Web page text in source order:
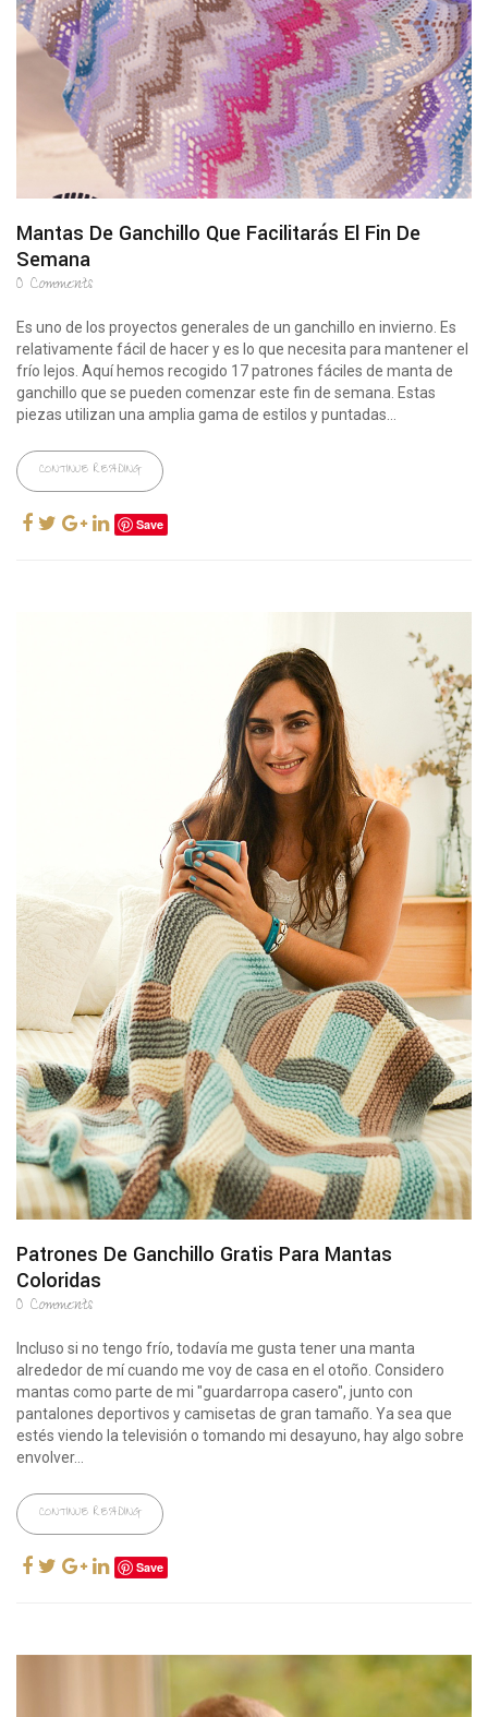
Mantas De Ganchillo Que Facilitarás El Fin De
Semana
0 Comments
Es uno de los proyectos generales de un ganchillo en invierno. Es
relativamente fácil de hacer y es lo que necesita para mantener el
frío lejos. Aquí hemos recogido 17 patrones fáciles de manta de
ganchillo que se pueden comenzar este fin de semana. Estas
piezas utilizan una amplia gama de estilos y puntadas...
CONTINUE READING
Save
Patrones De Ganchillo Gratis Para Mantas
Coloridas
0 Comments
Incluso si no tengo frío, todavía me gusta tener una manta
alrededor de mí cuando me voy de casa en el otoño. Considero
mantas como parte de mi "guardarropa casero", junto con
pantalones deportivos y camisetas de gran tamaño. Ya sea que
estés viendo la televisión o tomando mi desayuno, hay algo sobre
envolver...
CONTINUE READING
Save